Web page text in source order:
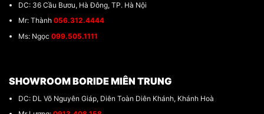
DC: 36 Cầu Bươu, Hà Đông, TP. Hà Nội
Mr: Thành 056.312.4444
Ms: Ngọc 099.505.1111
SHOWROOM BORIDE MIÊN TRUNG
DC: DL Võ Nguyên Giáp, Diên Toàn Diên Khánh, Khánh Hoà